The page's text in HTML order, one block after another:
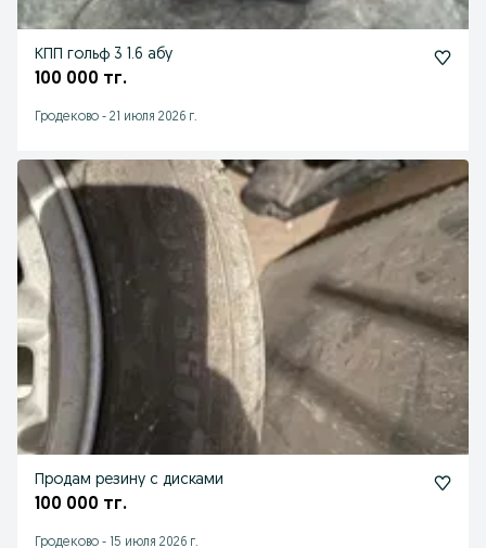
КПП гольф 3 1.6 абу
100 000 тг.
Гродеково - 21 июля 2026 г.
Продам резину с дисками
100 000 тг.
Гродеково - 15 июля 2026 г.